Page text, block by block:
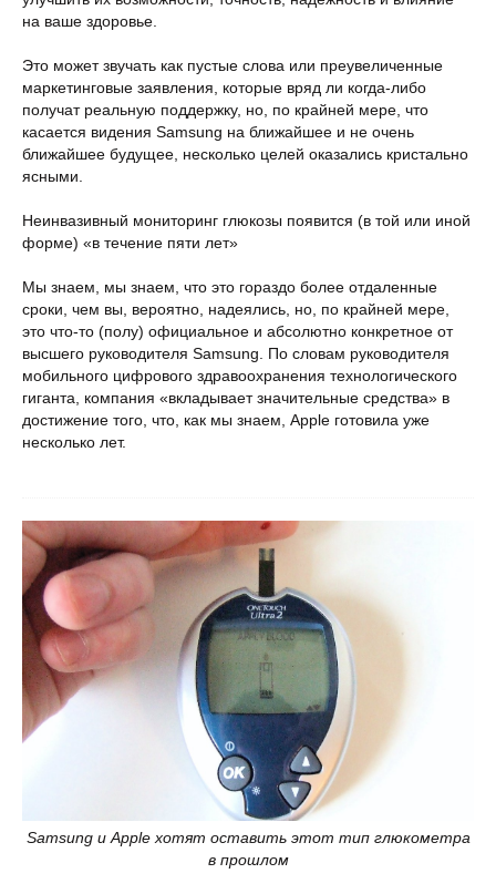
на ваше здоровье.
Это может звучать как пустые слова или преувеличенные
маркетинговые заявления, которые вряд ли когда-либо
получат реальную поддержку, но, по крайней мере, что
касается видения Samsung на ближайшее и не очень
ближайшее будущее, несколько целей оказались кристально
ясными.
Неинвазивный мониторинг глюкозы появится (в той или иной
форме) «в течение пяти лет»
Мы знаем, мы знаем, что это гораздо более отдаленные
сроки, чем вы, вероятно, надеялись, но, по крайней мере,
это что-то (полу) официальное и абсолютно конкретное от
высшего руководителя Samsung. По словам руководителя
мобильного цифрового здравоохранения технологического
гиганта, компания «вкладывает значительные средства» в
достижение того, что, как мы знаем, Apple готовила уже
несколько лет.
Samsung и Apple хотят оставить этот тип глюкометра
в прошлом